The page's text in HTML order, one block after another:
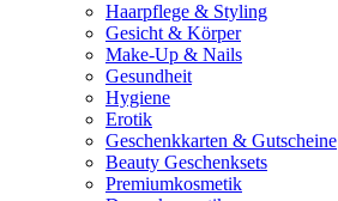
Haarpflege & Styling
Gesicht & Körper
Make-Up & Nails
Gesundheit
Hygiene
Erotik
Geschenkkarten & Gutscheine
Beauty Geschenksets
Premiumkosmetik